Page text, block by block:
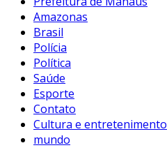
Amazonas
Brasil
Polícia
Política
Saúde
Esporte
Contato
Cultura e entretenimento
mundo